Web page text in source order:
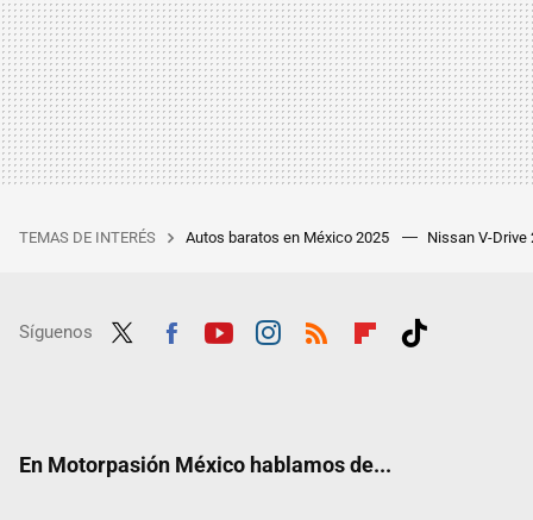
TEMAS DE INTERÉS Autos baratos en México 2025 Nissan V-Drive
Síguenos
En Motorpasión México hablamos de...